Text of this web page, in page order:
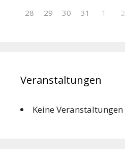
28
29 30 31 1 2
Veranstaltungen
Keine Veranstaltungen